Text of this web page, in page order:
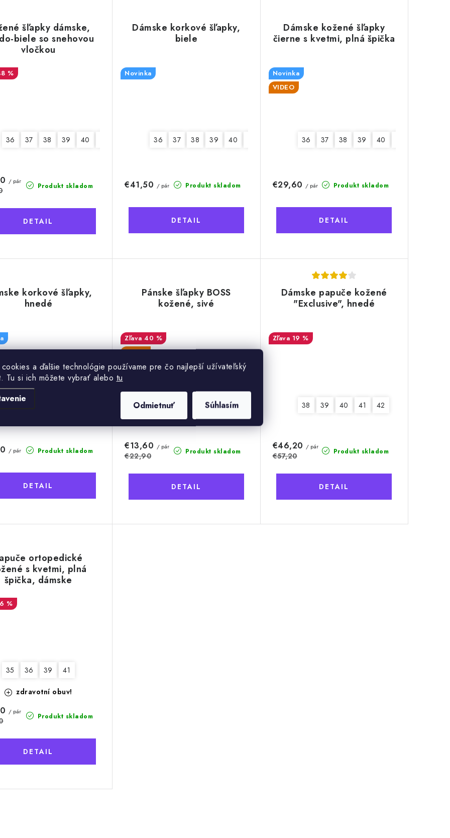
a ďalšie technológie používame pre čo najlepší užívateľský
Tu si ich môžete vybrať alebo tu
Odmietnuť Súhlasím
šľapky dámske,
biele so snehovou
vločkou
%
36 37 38 39 40
Produkt skladom
/ pár
DETAIL
Dámske korkové šľapky,
biele
Novinka
36 37 38 39 40
Produkt skladom
€41,50 / pár
DETAIL
Dámske kožené šľapky
čierne s kvetmi, plná špička
Novinka
VIDEO
36 37 38 39 40
Produkt skladom
€29,60 / pár
DETAIL
46
korkové šľapky,
hnedé
36
Produkt skladom
/ pár
DETAIL
Pánske šľapky BOSS
kožené, sivé
40 %
VIDEO
38 39 41 42 46
Produkt skladom
€13,60 / pár
€22,90
DETAIL
Dámske papuče kožené
"Exclusive", hnedé
19 %
38 39 40 41 42
Produkt skladom
€46,20 / pár
€57,20
DETAIL
ortopedické
s kvetmi, plná
špička, dámske
%
35 36 39 41
zdravotní obuv!
Produkt skladom
/ pár
DETAIL